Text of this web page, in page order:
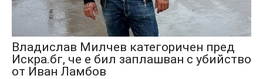
Владислав Милчев категоричен пред
Искра.бг, че е бил заплашван с убийство
от Иван Ламбов